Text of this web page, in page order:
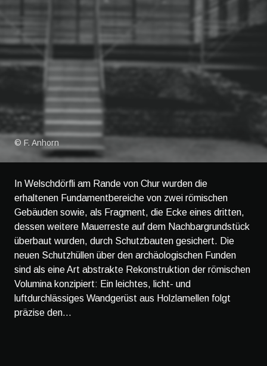
© F. Anhorn
In Welschdörfli am Rande von Chur wurden die
erhaltenen Fundamentbereiche von zwei römischen
Gebäuden sowie, als Fragment, die Ecke eines dritten,
dessen weitere Mauerreste auf dem Nachbargrundstück
überbaut wurden, durch Schutzbauten gesichert. Die
neuen Schutzhüllen über den archäologischen Funden
sind als eine Art abstrakte Rekonstruktion der römischen
Volumina konzipiert: Ein leichtes, licht- und
luftdurchlässiges Wandgerüst aus Holzlamellen folgt
präzise den...